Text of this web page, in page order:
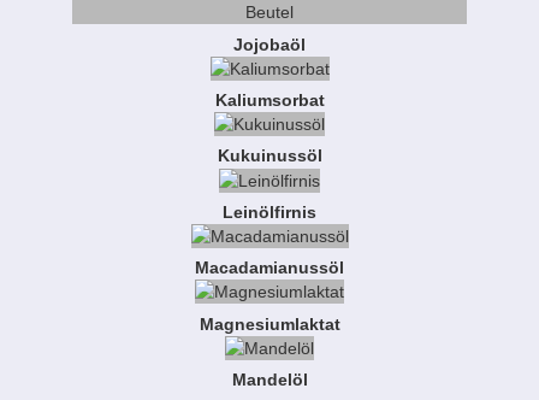
Jojobaöl
Kaliumsorbat
Kukuinussöl
Leinölfirnis
Macadamianussöl
Magnesiumlaktat
Mandelöl